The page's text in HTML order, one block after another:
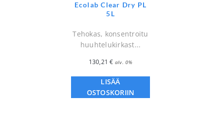
Ecolab Clear Dry PL
5L
Tehokas, konsentroitu
huuhtelukirkast...
130,21€ alv. 0%
LISÄÄ
OSTOSKORIIN